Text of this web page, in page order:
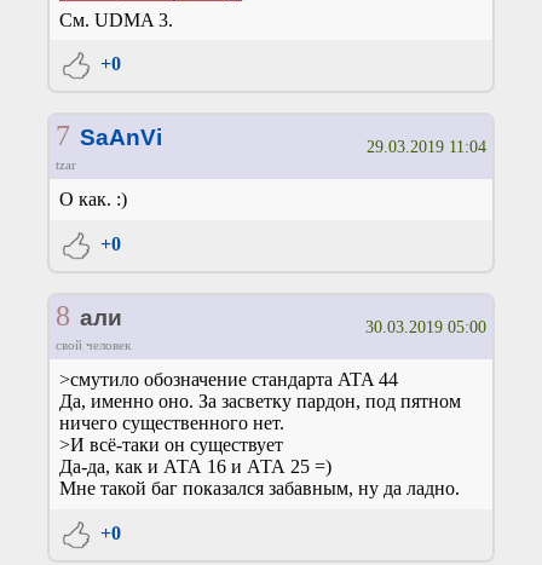
См. UDMA 3.
+0
7 SaAnVi
tzar
29.03.2019 11:04
О как. :)
+0
8 али
свой человек
30.03.2019 05:00
>смутило обозначение стандарта ATA 44
Да, именно оно. За засветку пардон, под пятном
ничего существенного нет.
>И всё-таки он существует
Да-да, как и АТА 16 и АТА 25 =)
Мне такой баг показался забавным, ну да ладно.
+0